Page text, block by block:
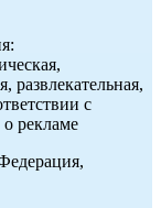
развлекательная,
с
рекламе